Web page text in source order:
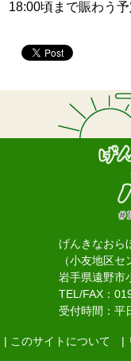
18:00頃まで賑わう
げんきなお
（小友地区セ
岩手県遠野市
TEL/FAX：
受付時間：平
| このサイトについて |